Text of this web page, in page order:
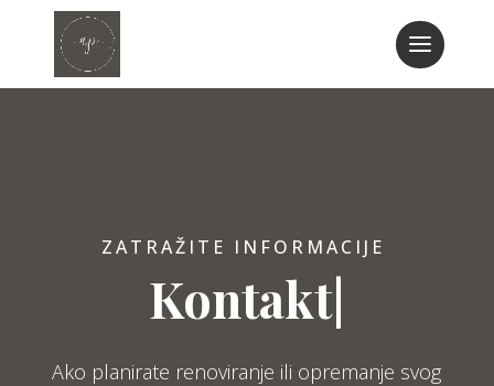
ZATRAŽITE INFORMACIJE
Kontakt|
Ako planirate renoviranje ili opremanje svog